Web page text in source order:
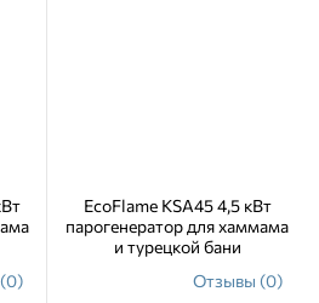
EcoFlame KSA45 4,5 кВт
парогенератор для хаммама
и турецкой бани
Отзывы (0)